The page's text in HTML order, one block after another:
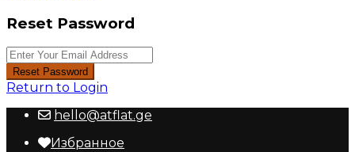
Reset Password
Reset Password
Return to Login
hello@atflat.ge
Избранное